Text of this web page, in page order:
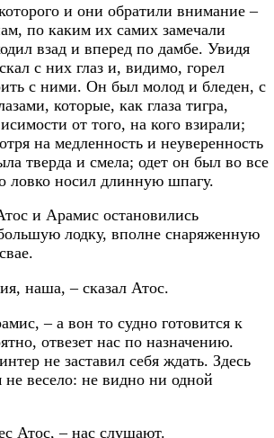
и они обратили внимание –
по каким их самих замечали
взад и вперед по дамбе. Увидя
с них глаз и, видимо, горел
с ними. Он был молод и бледен, с
которые, как глаза тигра,
от того, на кого взирали;
на медленность и неуверенность
тверда и смела; одет он был во все
ловко носил длинную шпагу.
и Арамис остановились
лодку, вполне снаряженную
наша, – сказал Атос.
– а вон то судно готовится к
отвезет нас по назначению.
не заставил себя ждать. Здесь
не весело: не видно ни одной
Атос, – нас слушают.